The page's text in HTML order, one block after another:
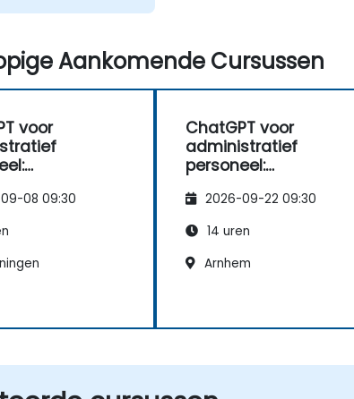
Aankomende Cursussen
voor
08 09:30
ChatGPT voor
administratief
personeel:
productiviteitsverbeter
ing
2026-09-22 09:30
14 uren
Arnhem